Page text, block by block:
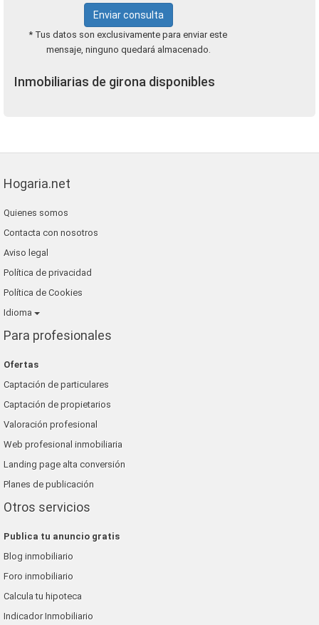
Enviar consulta
* Tus datos son exclusivamente para enviar este
mensaje, ninguno quedará almacenado.
Inmobiliarias de girona disponibles
Hogaria.net
Quienes somos
Contacta con nosotros
Aviso legal
Política de privacidad
Política de Cookies
Idioma
Para profesionales
Ofertas
Captación de particulares
Captación de propietarios
Valoración profesional
Web profesional inmobiliaria
Landing page alta conversión
Planes de publicación
Otros servicios
Publica tu anuncio gratis
Blog inmobiliario
Foro inmobiliario
Calcula tu hipoteca
Indicador Inmobiliario